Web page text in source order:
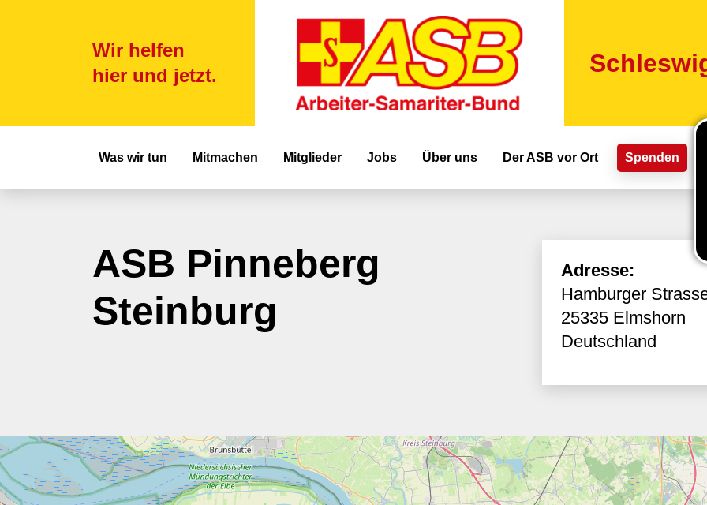
Wir helfen
hier und jetzt.
Hauptnavigation
Was wir tun Mitmachen Mitglieder Jobs Über uns Der ASB vor Ort Spenden
ASB Pinneberg
Steinburg
Adresse:
Hamburger
25335 Elmshorn
Deutschland